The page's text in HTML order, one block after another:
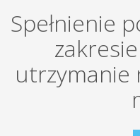
Spełnienie
utrzymanie